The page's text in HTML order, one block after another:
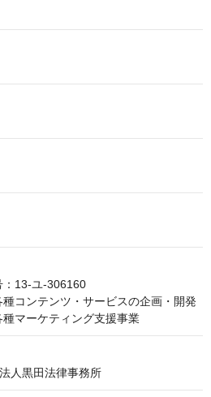
：13-ユ-306160
コンテンツ・サービスの企画・開発
マーケティング支援事業
人黒田法律事務所